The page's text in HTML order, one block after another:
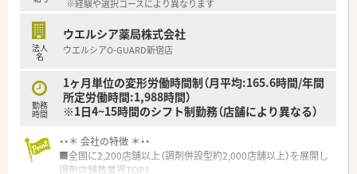
※経験や選択コースにより異なります
法人
名
ウエルシア薬局株式会社
ウエルシアO-GUARD新宿店
勤務
時間
1ヶ月単位の変形労働時間制（月平均:165.6時間/年間
所定労働時間:1,988時間）
※1日4~15時間のシフト制勤務（店舗により異なる）
・・＊ 会社の特徴 ＊・・
■全国に2,200店舗以上（調剤併設型約2,000店舗以上）を展開し
調剤店舗数業界TOP！